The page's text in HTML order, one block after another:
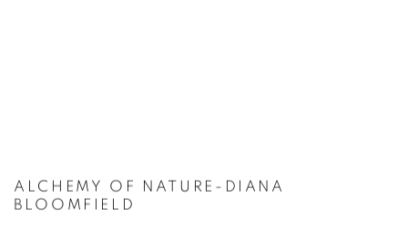
ALCHEMY OF NATURE-DIANA
BLOOMFIELD